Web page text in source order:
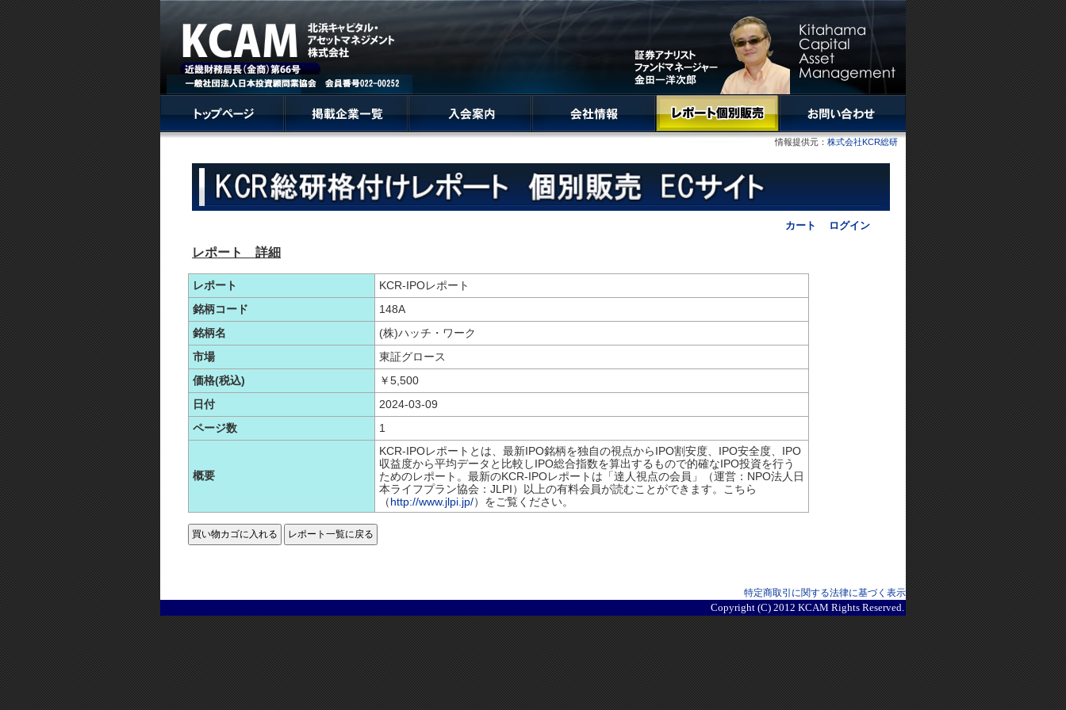
情報提供元： 株式会社KCR総研
カート ログイン
レポート 詳細
レポート
KCR-IPOレポート
銘柄コード
148A
銘柄名
(株)ハッチ・ワーク
市場
東証グロース
価格(税込)
￥5,500
日付
2024-03-09
ページ数
1
概要
KCR-IPOレポートとは、最新IPO銘柄を独自の視点からIPO割安度、IPO安全度、IPO
収益度から平均データと比較しIPO総合指数を算出するもので的確なIPO投資を行う
ためのレポート。最新のKCR-IPOレポートは「達人視点の会員」（運営：NPO法人日
本ライフプラン協会：JLPI）以上の有料会員が読むことができます。こちら
（http://www.jlpi.jp/）をご覧ください。
特定商取引に関する法律に基づく表示
Copyright (C) 2012 KCAM Rights Reserved.